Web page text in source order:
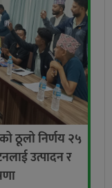
ठूलो निर्णय २५
उत्पादन र